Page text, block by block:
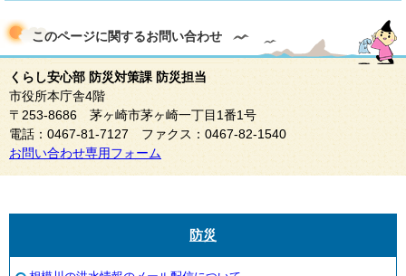
このページに関するお問い合わせ
くらし安心部 防災対策課 防災担当
市役所本庁舎4階
〒253-8686 茅ヶ崎市茅ヶ崎一丁目1番1号
電話：0467-81-7127 ファクス：0467-82-1540
お問い合わせ専用フォーム
防災